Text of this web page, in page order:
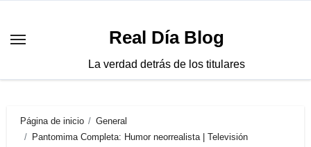
contenido
Real Día Blog
La verdad detrás de los titulares
Página de inicio
General
Pantomima Completa: Humor neorrealista | Televisión